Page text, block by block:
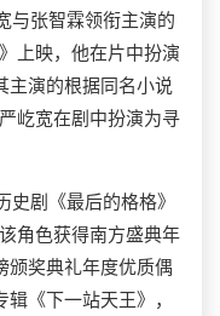
与张智霖领衔主演的
上映，他在片中扮演
主演的根据同名小说
屹宽在剧中扮演为寻
剧《最后的格格》
角色获得南方盛典年
颁奖典礼年度优质偶
《下一站天王》，